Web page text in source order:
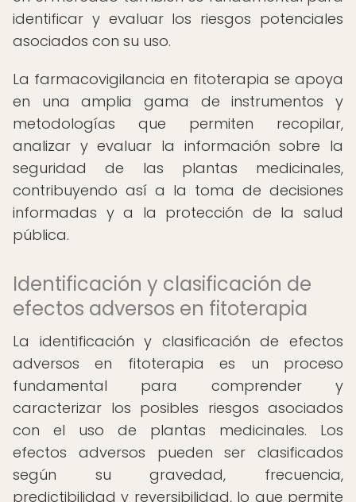
identificar y evaluar los riesgos potenciales
asociados con su uso.
La farmacovigilancia en fitoterapia se apoya
en una amplia gama de instrumentos y
metodologías que permiten recopilar,
analizar y evaluar la información sobre la
seguridad de las plantas medicinales,
contribuyendo así a la toma de decisiones
informadas y a la protección de la salud
pública.
Identificación y clasificación de
efectos adversos en fitoterapia
La identificación y clasificación de efectos
adversos en fitoterapia es un proceso
fundamental para comprender y
caracterizar los posibles riesgos asociados
con el uso de plantas medicinales. Los
efectos adversos pueden ser clasificados
según su gravedad, frecuencia,
predictibilidad y reversibilidad, lo que permite